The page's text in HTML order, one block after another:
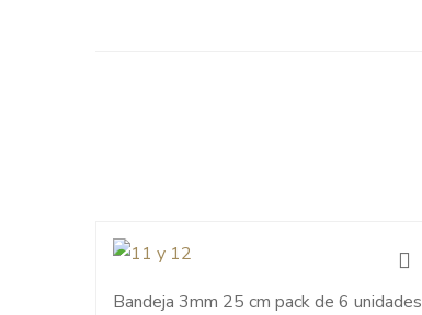
Bandeja 3mm 25 cm pack de 6 unidades